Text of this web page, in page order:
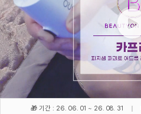
🎁 기간 : 26. 06. 01 ~ 26. 08. 31